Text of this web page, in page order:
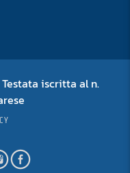
Testata iscritta al n.